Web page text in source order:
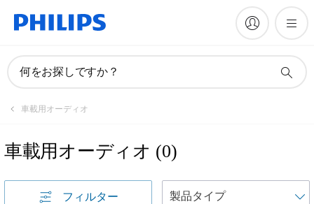
何をお探しですか？
車載用オーディオ
車載用オーディオ (0)
フィルター